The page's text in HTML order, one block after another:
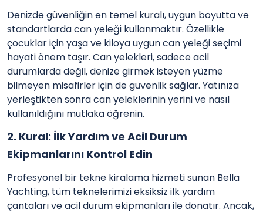
Denizde güvenliğin en temel kuralı, uygun boyutta ve
standartlarda can yeleği kullanmaktır. Özellikle
çocuklar için yaşa ve kiloya uygun can yeleği seçimi
hayati önem taşır. Can yelekleri, sadece acil
durumlarda değil, denize girmek isteyen yüzme
bilmeyen misafirler için de güvenlik sağlar. Yatınıza
yerleştikten sonra can yeleklerinin yerini ve nasıl
kullanıldığını mutlaka öğrenin.
2. Kural: İlk Yardım ve Acil Durum
Ekipmanlarını Kontrol Edin
Profesyonel bir tekne kiralama hizmeti sunan Bella
Yachting, tüm teknelerimizi eksiksiz ilk yardım
çantaları ve acil durum ekipmanları ile donatır. Ancak,